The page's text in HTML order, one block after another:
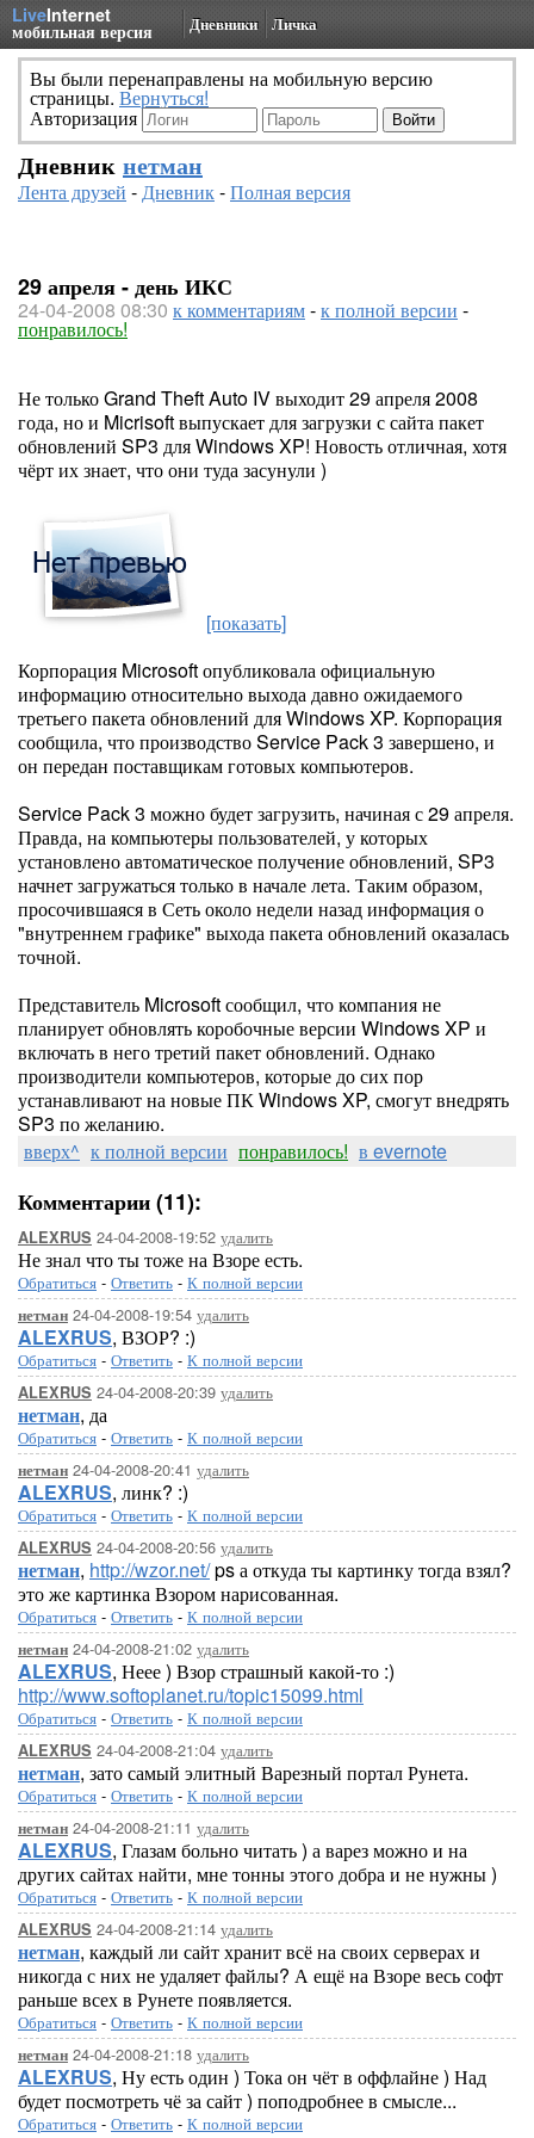
LiveInternet
мобильная версия Дневники Личка
Вы были перенаправлены на мобильную версию
страницы. Вернуться!
Авторизация
Дневник нетман
Лента друзей -Дневник-Полная версия
29 апреля - день ИКС
24-04-2008 08:30 к комментариям-к полной версии -
понравилось!
Не только Grand Theft Auto IV выходит 29 апреля 2008
года, но и Micrisoft выпускает для загрузки с сайта пакет
обновлений SP3 для Windows XP! Новость отличная, хотя
чёрт их знает, что они туда засунули )
[показать]
Корпорация Microsoft опубликовала официальную
информацию относительно выхода давно ожидаемого
третьего пакета обновлений для Windows XP. Корпорация
сообщила, что производство Service Pack 3 завершено, и
он передан поставщикам готовых компьютеров.
Service Pack 3 можно будет загрузить, начиная с 29 апреля.
Правда, на компьютеры пользователей, у которых
установлено автоматическое получение обновлений, SP3
начнет загружаться только в начале лета. Таким образом,
просочившаяся в Сеть около недели назад информация о
"внутреннем графике" выхода пакета обновлений оказалась
точной.
Представитель Microsoft сообщил, что компания не
планирует обновлять коробочные версии Windows XP и
включать в него третий пакет обновлений. Однако
производители компьютеров, которые до сих пор
устанавливают на новые ПК Windows XP, смогут внедрять
SP3 по желанию.
вверх^ к полной версии понравилось! в evernote
Комментарии (11):
ALEXRUS 24-04-2008-19:52 удалить
Не знал что ты тоже на Взоре есть.
Обратиться - Ответить - К полной версии
нетман 24-04-2008-19:54 удалить
ALEXRUS, ВЗОР? :)
Обратиться - Ответить - К полной версии
ALEXRUS 24-04-2008-20:39 удалить
нетман, да
Обратиться - Ответить - К полной версии
нетман 24-04-2008-20:41 удалить
ALEXRUS, линк? :)
Обратиться - Ответить - К полной версии
ALEXRUS 24-04-2008-20:56 удалить
нетман, http://wzor.net/ps а откуда ты картинку тогда взял?
это же картинка Взором нарисованная.
Обратиться - Ответить - К полной версии
нетман 24-04-2008-21:02 удалить
ALEXRUS, Неее ) Взор страшный какой-то :)
http://www.softoplanet.ru/topic15099.html
Обратиться - Ответить - К полной версии
ALEXRUS 24-04-2008-21:04 удалить
нетман, зато самый элитный Варезный портал Рунета.
Обратиться - Ответить - К полной версии
нетман 24-04-2008-21:11 удалить
ALEXRUS, Глазам больно читать ) а варез можно и на
других сайтах найти, мне тонны этого добра и не нужны )
Обратиться - Ответить - К полной версии
ALEXRUS 24-04-2008-21:14 удалить
нетман, каждый ли сайт хранит всё на своих серверах и
никогда с них не удаляет файлы? А ещё на Взоре весь софт
раньше всех в Рунете появляется.
Обратиться - Ответить - К полной версии
нетман 24-04-2008-21:18 удалить
ALEXRUS, Ну есть один ) Тока он чёт в оффлайне ) Над
будет посмотреть чё за сайт ) поподробнее в смысле...
Обратиться - Ответить - К полной версии